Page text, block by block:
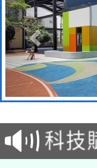
本館
暨閱
科技
A3數